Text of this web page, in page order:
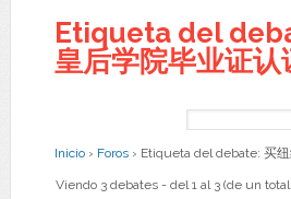
Etiqueta del
皇后学院毕业证认
Inicio › Foros › Etiqueta del debate: 买
Viendo 3 debates - del 1 al 3 (de un